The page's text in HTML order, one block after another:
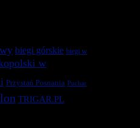
biegi górskie biegi w
w
Przystań Posnania Puchar
TRIGAR.PL